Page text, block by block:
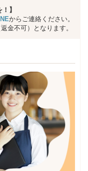
】
からご連絡ください。
金不可）となります。